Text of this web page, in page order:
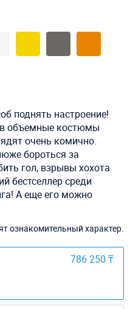
поднять настроение!
объемные костюмы
очень комично.
бороться за
гол, взрывы хохота
бестселлер среди
А еще его можно
ознакомительный характер.
786 250 ₸